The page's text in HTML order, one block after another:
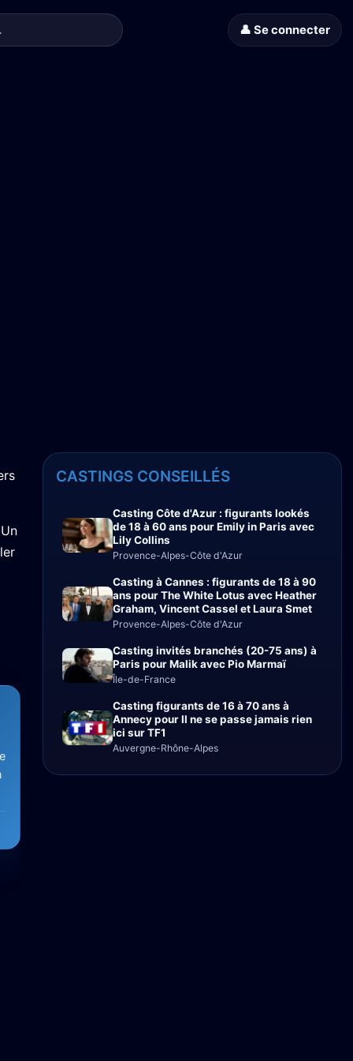
👤 Se connecter
CASTINGS CONSEILLÉS
Casting Côte d'Azur : figurants lookés
de 18 à 60 ans pour Emily in Paris avec
Lily Collins
Provence-Alpes-Côte d'Azur
Casting à Cannes : figurants de 18 à 90
ans pour The White Lotus avec Heather
Graham, Vincent Cassel et Laura Smet
Provence-Alpes-Côte d'Azur
Casting invités branchés (20-75 ans) à
Paris pour Malik avec Pio Marmaï
Île-de-France
Casting figurants de 16 à 70 ans à
Annecy pour Il ne se passe jamais rien
ici sur TF1
Auvergne-Rhône-Alpes